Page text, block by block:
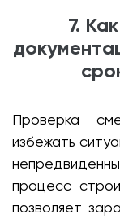
7.
Проверка
избежать
процесс
позволяет